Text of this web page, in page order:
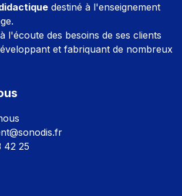
destiné à l'enseignement
l'écoute des besoins de ses clients
et fabriquant de nombreux
42 25